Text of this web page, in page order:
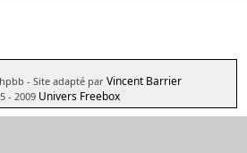
- Site adapté par Vincent Barrier
- 2009 Univers Freebox